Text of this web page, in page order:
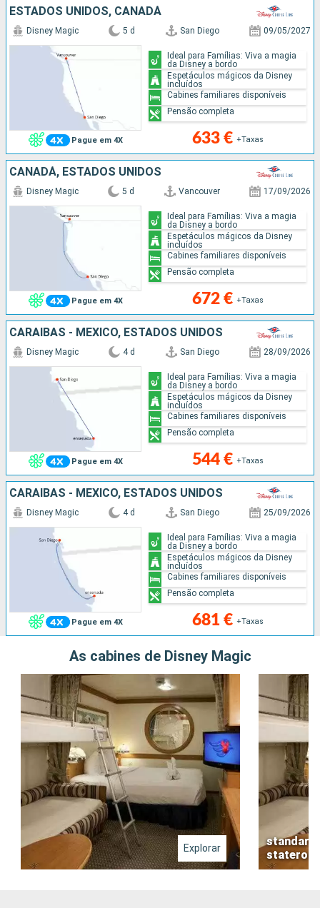
ESTADOS UNIDOS, CANADÁ
Pague em 4X
Disney Magic 5 d San Diego 09/05/2027
633 € +Taxas
Ideal para Famílias: Viva a magia
da Disney a bordo
Espetáculos mágicos da Disney
incluídos
Cabines familiares disponíveis
Pensão completa
CANADÁ, ESTADOS UNIDOS
Pague em 4X
Disney Magic 5 d Vancouver 17/09/2026
672 € +Taxas
Ideal para Famílias: Viva a magia
da Disney a bordo
Espetáculos mágicos da Disney
incluídos
Cabines familiares disponíveis
Pensão completa
CARAIBAS - MEXICO, ESTADOS UNIDOS
Pague em 4X
Disney Magic 4 d San Diego 28/09/2026
544 € +Taxas
Ideal para Famílias: Viva a magia
da Disney a bordo
Espetáculos mágicos da Disney
incluídos
Cabines familiares disponíveis
Pensão completa
CARAIBAS - MEXICO, ESTADOS UNIDOS
Pague em 4X
Disney Magic 4 d San Diego 25/09/2026
681 € +Taxas
Ideal para Famílias: Viva a magia
da Disney a bordo
Espetáculos mágicos da Disney
incluídos
Cabines familiares disponíveis
Pensão completa
As cabines de Disney Magic
Explorar
standard